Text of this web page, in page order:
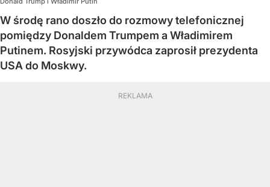
W środę rano doszło do rozmowy telefonicznej
pomiędzy Donaldem Trumpem a Władimirem
Putinem. Rosyjski przywódca zaprosił prezydenta
USA do Moskwy.